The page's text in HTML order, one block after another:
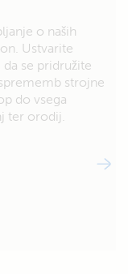
o naših
Ustvarite
se pridružite
strojne
do vsega
ter orodij.